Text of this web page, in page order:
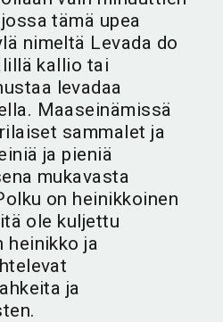
tämä upea
nimeltä Levada do
kallio tai
levadaa
Maaseinämissä
sammalet ja
ja pieniä
mukavasta
on heinikkoinen
ole kuljettu
heinikko ja
ja